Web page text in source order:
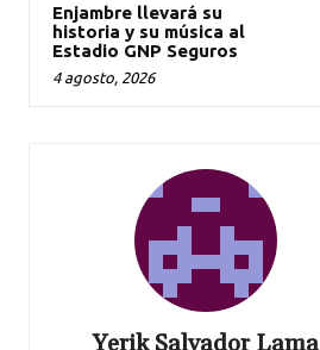
Enjambre llevará su
historia y su música al
Estadio GNP Seguros
4 agosto, 2026
Yerik Salvador Lama